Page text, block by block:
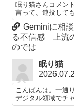
眠り猫さんコメン
言って、連投して
Geminiに相
る不信感 上流
のでは
眠り猫
こんばんは。一通
デジタル領域でチ